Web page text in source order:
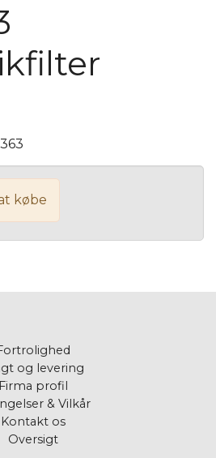
købe
og levering
Firma profil
& Vilkår
Kontakt os
Oversigt